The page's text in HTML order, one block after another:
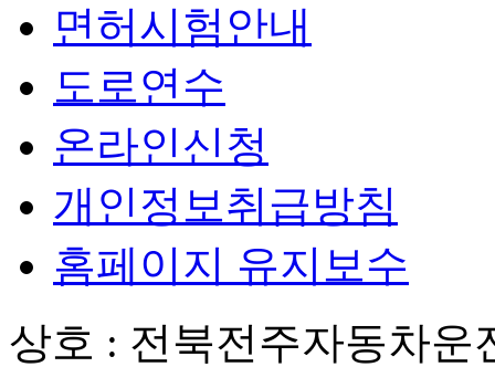
면허시험안내
도로연수
온라인신청
개인정보취급방침
홈페이지 유지보수
상호 : 전북전주자동차